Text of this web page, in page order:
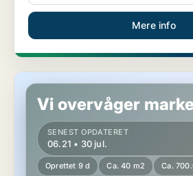
Mere info
Lejlighed i Kolding
Vi overvåger
SENEST OPDATERET
06.21 • 30 jul.
Oprettet 9 d Ca. 40 m2 Ca.